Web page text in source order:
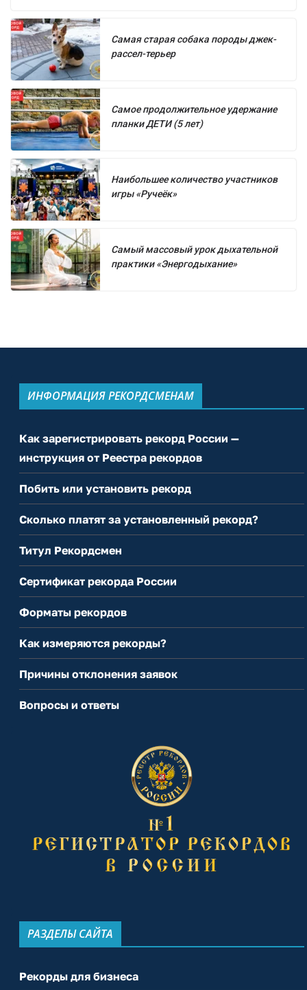
Самая старая собака породы джек-
рассел-терьер
Самое продолжительное удержание
планки ДЕТИ (5 лет)
Наибольшее количество участников
игры «Ручеёк»
Самый массовый урок дыхательной
практики «Энергодыхание»
ИНФОРМАЦИЯ РЕКОРДСМЕНАМ
Как зарегистрировать рекорд России —
инструкция от Реестра рекордов
Побить или установить рекорд
Сколько платят за установленный рекорд?
Титул Рекордсмен
Сертификат рекорда России
Форматы рекордов
Как измеряются рекорды?
Причины отклонения заявок
Вопросы и ответы
РАЗДЕЛЫ САЙТА
Рекорды для бизнеса